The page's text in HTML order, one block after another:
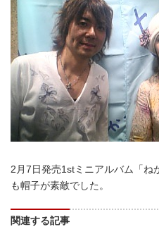
2月7日発売1stミニアルバム「ね
も帽子が素敵でした。
関連する記事